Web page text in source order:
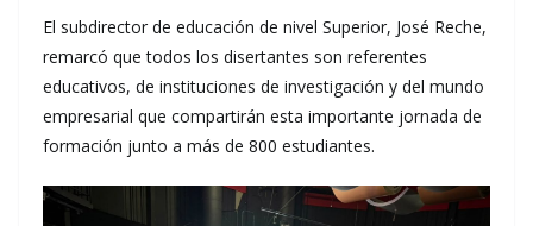
El subdirector de educación de nivel Superior, José Reche,
remarcó que todos los disertantes son referentes
educativos, de instituciones de investigación y del mundo
empresarial que compartirán esta importante jornada de
formación junto a más de 800 estudiantes.